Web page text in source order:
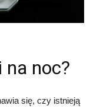
noc?
się, czy istnieją